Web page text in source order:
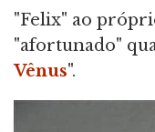
"Felix" ao
"afortunado"
Vênus".